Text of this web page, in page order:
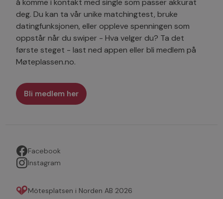
å komme i kontakt med single som passer akkurat
deg. Du kan ta vår unike matchingtest, bruke
datingfunksjonen, eller oppleve spenningen som
oppstår når du swiper - Hva velger du? Ta det
første steget - last ned appen eller bli medlem på
Møteplassen.no.
Bli medlem her
Facebook
Instagram
Mötesplatsen i Norden AB 2026